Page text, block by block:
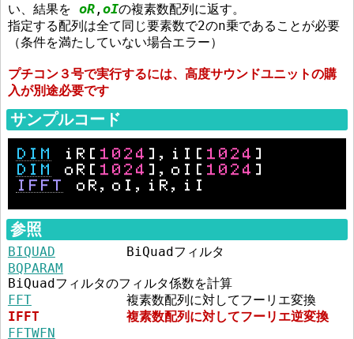
い、結果を oR, oIの複素数配列に返す。
指定する配列は全て同じ要素数で2のn乗であることが必要
（条件を満たしていない場合エラー）
プチコン３号で実行するには、高度サウンドユニットの購
入が別途必要です
サンプルコード
DIM iR[ 1024 ],iI[ 1024 ]
DIM
oR[ 1024 ],oI[ 1024 ]
IFFT
oR,oI,iR,iI
参照
BIQUAD
BiQuadフィルタ
BQPARAM
BiQuadフィルタのフィルタ係数を計算
FFT
複素数配列に対してフーリエ変換
IFFT
複素数配列に対してフーリエ逆変換
FFTWFN